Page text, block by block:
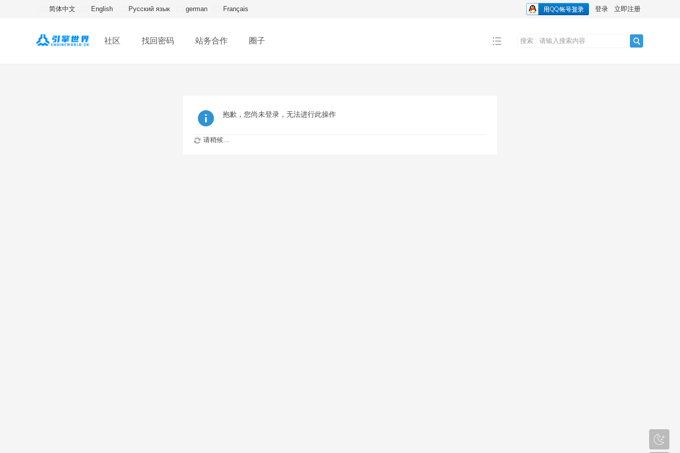
简体中文 English Русский язык german Français 登录 立即注册
社区 找回密码 站务合作 圈子 搜索
抱歉，您尚未登录，无法进行此操作
请稍候...